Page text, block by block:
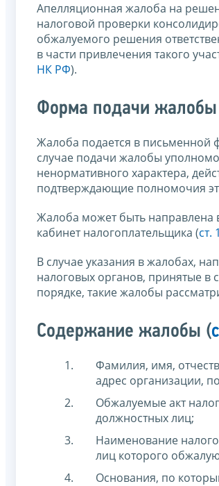
Апелляционная жалоба на
налоговой проверки
обжалуемого решения
в части привлечения такого
НК РФ).
Форма подачи жалобы
Жалоба подается в письменной
случае подачи жалобы
ненормативного характера,
подтверждающие полномочия
Жалоба может быть направлена
кабинет налогоплательщика (ст.
В случае указания в жалобах,
налоговых органов, принятые в
порядке, такие жалобы
Содержание жалобы (
Фамилия, имя,
адрес организации,
Обжалуемые акт
должностных лиц;
Наименование
лиц которого
Основания, по